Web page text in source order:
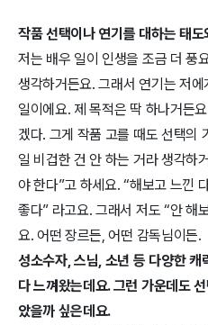
작품 선택이나 연기를 대하는 태
저는 배우 일이 인생을 조금 더 풍
생각하거든요. 그래서 연기는 저
일이에요. 제 목적은 딱 하나거든
겠다. 그게 작품 고를 때도 선택의
일 비겁한 건 안 하는 거라 생각하
야 한다”고 하세요. “해보고 느낀
좋다” 라고요. 그래서 저도 “안 해
요. 어떤 장르든, 어떤 감독님이든.
성소수자, 스님, 소년 등 다양한
다 느껴왔는데요. 그런 가운데도
았을까 싶은데요.